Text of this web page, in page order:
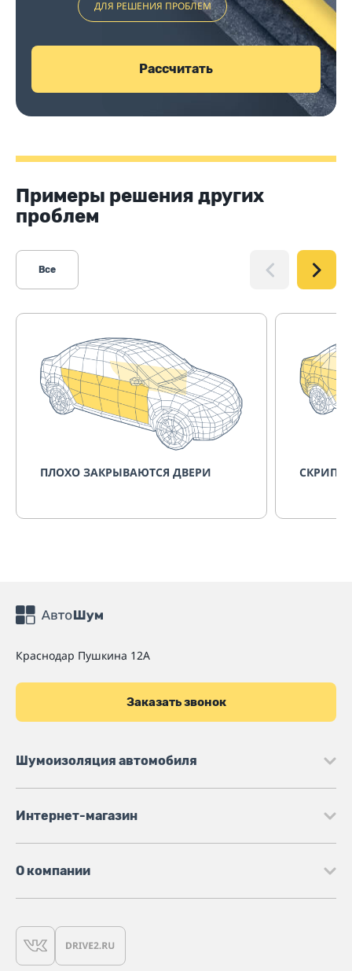
ДЛЯ РЕШЕНИЯ ПРОБЛЕМ
Рассчитать
Примеры решения других
проблем
Все
ПЛОХО ЗАКРЫВАЮТСЯ ДВЕРИ
Краснодар Пушкина 12А
Заказать звонок
Шумоизоляция автомобиля
Интернет-магазин
О компании